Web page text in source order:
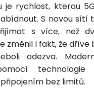
je rychlost, kterou
S novou sítí
s více, než
změnil i fakt, že
odezva.
bez limitů.
Zavolejte mi zpět